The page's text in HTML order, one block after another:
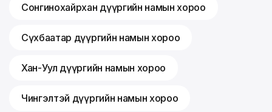
Сонгинохайрхан дүүргийн намын хороо
Сүхбаатар дүүргийн намын хороо
Хан-Уул дүүргийн намын хороо
Чингэлтэй дүүргийн намын хороо